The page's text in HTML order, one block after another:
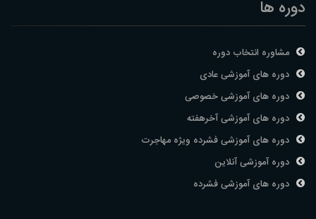
دوره ها
مشاوره انتخاب دوره
دوره های آموزشی عادی
دوره های آموزشی خصوصی
دوره های آموزشی آخرهفته
دوره های آموزشی فشرده ویژه مهاجرت
دوره آموزشی آنلاین
دوره های آموزشی فشرده